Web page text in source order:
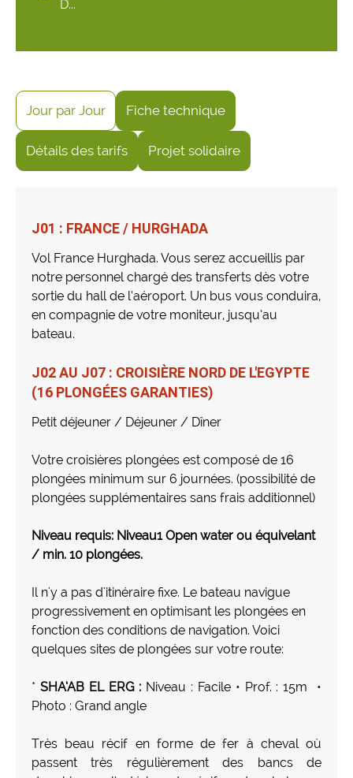
D...
Jour par Jour Fiche technique
Détails des tarifs Projet solidaire
J01 : FRANCE / HURGHADA
Vol France Hurghada. Vous serez accueillis par
notre personnel chargé des transferts dès votre
sortie du hall de l’aéroport. Un bus vous conduira,
en compagnie de votre moniteur, jusqu’au
bateau.
J02 AU J07 : CROISIÈRE NORD DE L'EGYPTE
(16 PLONGÉES GARANTIES)
Petit déjeuner / Déjeuner / Dîner
Votre croisières plongées est composé de 16
plongées minimum sur 6 journées. (possibilité de
plongées supplémentaires sans frais additionnel)
Niveau requis: Niveau1 Open water ou équivelant
/ min. 10 plongées.
Il n'y a pas d'itinéraire fixe. Le bateau navigue
progressivement en optimisant les plongées en
fonction des conditions de navigation. Voici
quelques sites de plongées sur votre route:
* SHA’AB EL ERG : Niveau : Facile • Prof. : 15m •
Photo : Grand angle
Très beau récif en forme de fer à cheval où
passent très régulièrement des bancs de